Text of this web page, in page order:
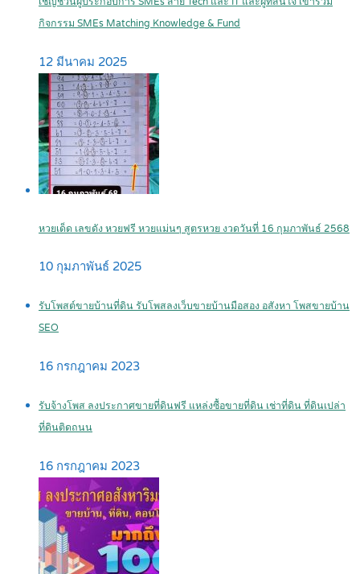
กิจกรรม SMEs Matching Knowledge & Fund
12 มีนาคม 2025
หวยเด็ด เลขดัง หวยฟรี หวยแม่นๆ สูตรหวย งวดวันที่ 16 กุมภาพันธ์ 2568
10 กุมภาพันธ์ 2025
รับโพสต์ขายบ้านที่ดิน รับโพสลงเว็บขายบ้านมือสอง อสังหา โพสขายบ้าน
SEO
16 กรกฎาคม 2023
รับจ้างโพส ลงประกาศขายที่ดินฟรี แหล่งซื้อขายที่ดิน เช่าที่ดิน ที่ดินเปล่า
ที่ดินติดถนน
16 กรกฎาคม 2023